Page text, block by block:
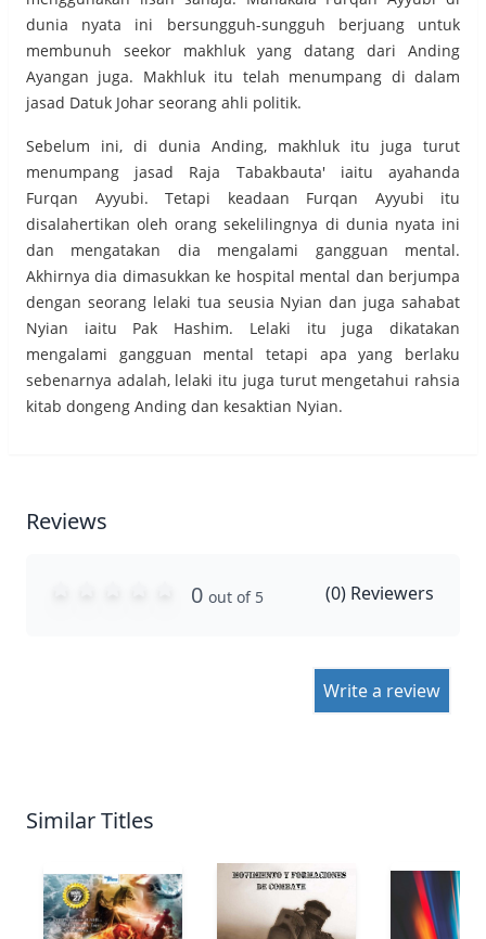
dunia nyata ini bersungguh-sungguh berjuang untuk
membunuh seekor makhluk yang datang dari Anding
Ayangan juga. Makhluk itu telah menumpang di dalam
jasad Datuk Johar seorang ahli politik.
Sebelum ini, di dunia Anding, makhluk itu juga turut
menumpang jasad Raja Tabakbauta' iaitu ayahanda
Furqan Ayyubi. Tetapi keadaan Furqan Ayyubi itu
disalahertikan oleh orang sekelilingnya di dunia nyata ini
dan mengatakan dia mengalami gangguan mental.
Akhirnya dia dimasukkan ke hospital mental dan berjumpa
dengan seorang lelaki tua seusia Nyian dan juga sahabat
Nyian iaitu Pak Hashim. Lelaki itu juga dikatakan
mengalami gangguan mental tetapi apa yang berlaku
sebenarnya adalah, lelaki itu juga turut mengetahui rahsia
kitab dongeng Anding dan kesaktian Nyian.
Reviews
0 out of 5 (0) Reviewers
Write a review
Similar Titles